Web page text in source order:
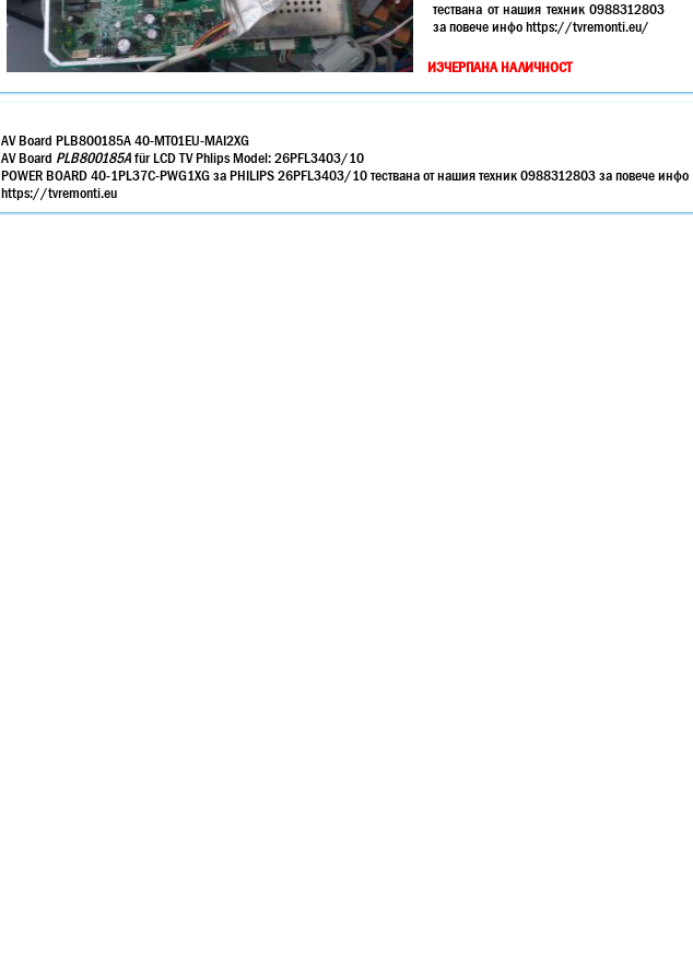
тествана от нашия техник 0988312803
за повече инфо https://tvremonti.eu/
ИЗЧЕРПАНА НАЛИЧНОСТ
AV Board PLB800185A 40-MT01EU-MAI2XG
AV Board PLB800185Afür LCD TV Phlips Model: 26PFL3403/10
POWER BOARD 40-1PL37C-PWG1XG за PHILIPS 26PFL3403/10 тествана от нашия техник 0988312803 за повече инфо
https://tvremonti.eu